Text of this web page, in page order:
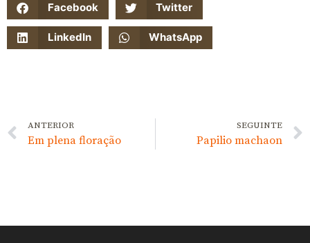
Facebook Twitter
LinkedIn WhatsApp
ANTERIOR
Em plena floração
SEGUINTE
Papilio machaon